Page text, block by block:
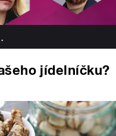
jídelníčku?